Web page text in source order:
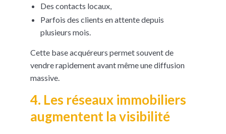
Des contacts locaux,
Parfois des clients en attente depuis
plusieurs mois.
Cette base acquéreurs permet souvent de
vendre rapidement avant même une diffusion
massive.
4. Les réseaux immobiliers
augmentent la visibilité